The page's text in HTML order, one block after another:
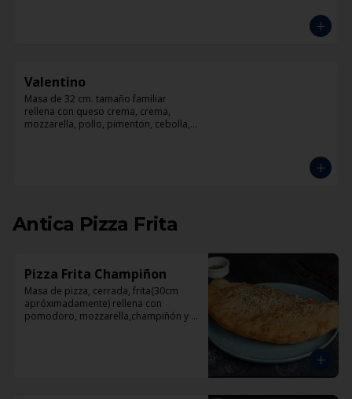
Valentino
Masa de 32 cm. tamaño familiar
rellena con queso crema, crema,
mozzarella, pollo, pimenton, cebolla,
Antica Pizza Frita
Pizza Frita Champiñon
Masa de pizza, cerrada, frita(30cm
apróximadamente) rellena con
pomodoro, mozzarella,champiñón y